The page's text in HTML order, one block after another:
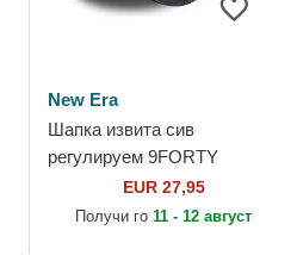
New Era
Шапка извита сив
регулируем 9FORTY
Microfibre на Las Vegas
Raiders NFL от New Era
EUR 27,95
Получи го 11 - 12 август